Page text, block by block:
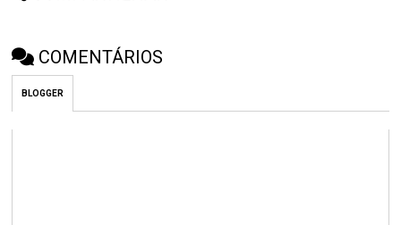
COMENTÁRIOS
BLOGGER